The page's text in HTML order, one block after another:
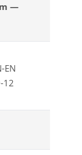
m —
EN
12